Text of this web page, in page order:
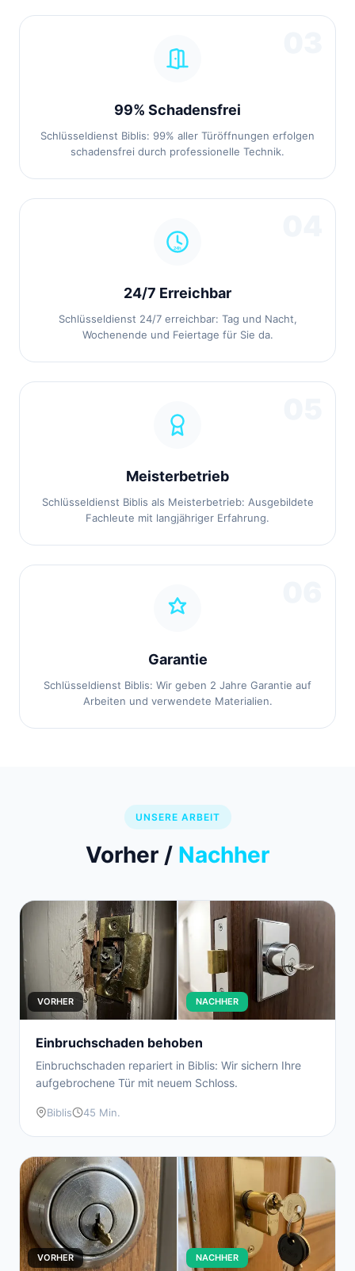
99% Schadensfrei
Schlüsseldienst Biblis: 99% aller Türöffnungen erfolgen
schadensfrei durch professionelle Technik.
24/7 Erreichbar
Schlüsseldienst 24/7 erreichbar: Tag und Nacht,
Wochenende und Feiertage für Sie da.
Meisterbetrieb
Schlüsseldienst Biblis als Meisterbetrieb: Ausgebildete
Fachleute mit langjähriger Erfahrung.
Garantie
Schlüsseldienst Biblis: Wir geben 2 Jahre Garantie auf
Arbeiten und verwendete Materialien.
UNSERE ARBEIT
Vorher / Nachher
VORHER NACHHER
Einbruchschaden behoben
Einbruchschaden repariert in Biblis: Wir sichern Ihre
aufgebrochene Tür mit neuem Schloss.
Biblis 45 Min.
VORHER NACHHER